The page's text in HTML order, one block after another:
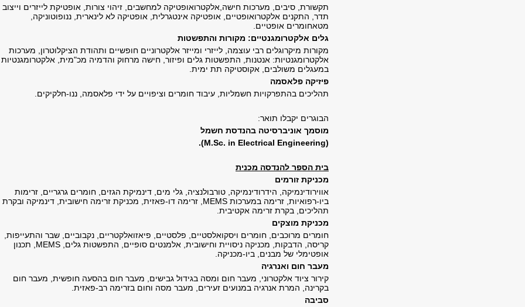
תקשורת, סיבים, מערכות חישה,אלקטרואופטיקה למחשבים, זיהוי צורות, אופטיקת לייזרים וייצוב
תדר, התקנים אלקטרואופטיים, אופטיקה אינטגרלית, אופטיקה לא לינארית, ננופוטוניקה,
מטאחומרים אופטיים.
גלים אלקטרומגנטיים: מקורות והתפשטות
מקורות מיקרוגלים רבי עוצמה, לייזרי ומייזר אלקטרוניים חופשיים ותהודת הציקלוטרון, מערכות
אלקטרומגנטיות: אנטנות, התפשטות גלים ופיזור, חישה מרחוק והדמיה מכ"מית, אלקטרומגנטיות
במעגלים משולבים, אקוסטיקה תת ימית.
פיזיקה פלאסמה
תהליכים בהתפרקויות חשמליות, עיבוד חומרים וציפויים על ידי פלאסמה, ננו-חלקיקים.
הבוגרים יקבלו תואר:
מוסמך אוניברסיטה בהנדסת חשמל
(
M.Sc. in Electrical Engineering
).
בית הספר להנדסה מכנית
מכניקת זורמים
אווירודינמיקה, הידרודינמיקה, טורבולנציה, גלי מים, דינמיקת הגזים, חומרים גרגריים, זרימות
ביו-רפואיות, זרימה במערכות MEMS , זרימה דו-פאזית, מכניקת זרימה חישובית, דינמיקה ובקרת
תהליכים, בקרת זרימה אקטיבית.
מכניקת מוצקים
חומרים מרוכבים, חומרים ויסקואלסטיים, פלסטיים, פיאזואלקטריים, נקבוביים, שבר והתעייפות,
קריסה, הדבקות, מכניקה ניסויית וחישובית, אלמנטים סופיים, התפשטות גלים, MEMS , תכנון
אופטימלי של מבנים, ביו-מכניקה.
מעבר חום ואנרגיה
קירור ציוד אלקטרוני, מעבר חום ומסה בגידול גבישים, מעבר חום בהסעה חופשית, מעבר חום
בקרינה, המרת אנרגיה במנועים זעירים, מעבר מסה וחום בזרימה רב-פאזית.
סביבה